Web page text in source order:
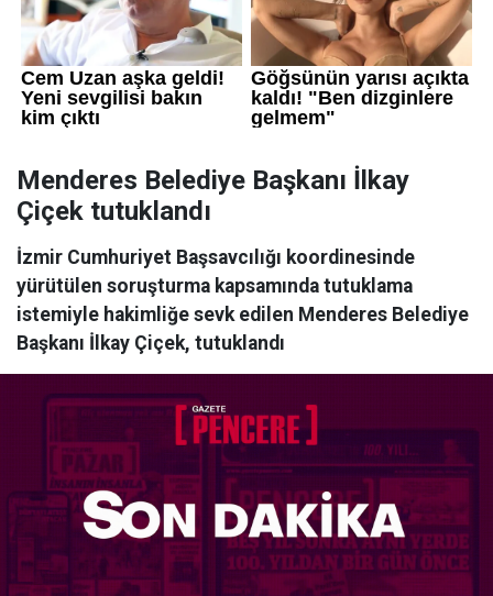
Menderes Belediye Başkanı İlkay
Çiçek tutuklandı
İzmir Cumhuriyet Başsavcılığı koordinesinde
yürütülen soruşturma kapsamında tutuklama
istemiyle hakimliğe sevk edilen Menderes Belediye
Başkanı İlkay Çiçek, tutuklandı